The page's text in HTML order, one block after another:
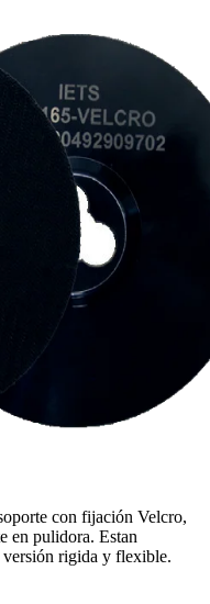
con fijación Velcro,
en pulidora. Estan
rigida y flexible.